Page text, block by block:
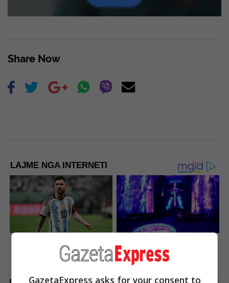
Share Now
LAJME NGA INTERNETI
Every Football Fan Should
Know
Brainberries
GazetaExpress asks for your consent to